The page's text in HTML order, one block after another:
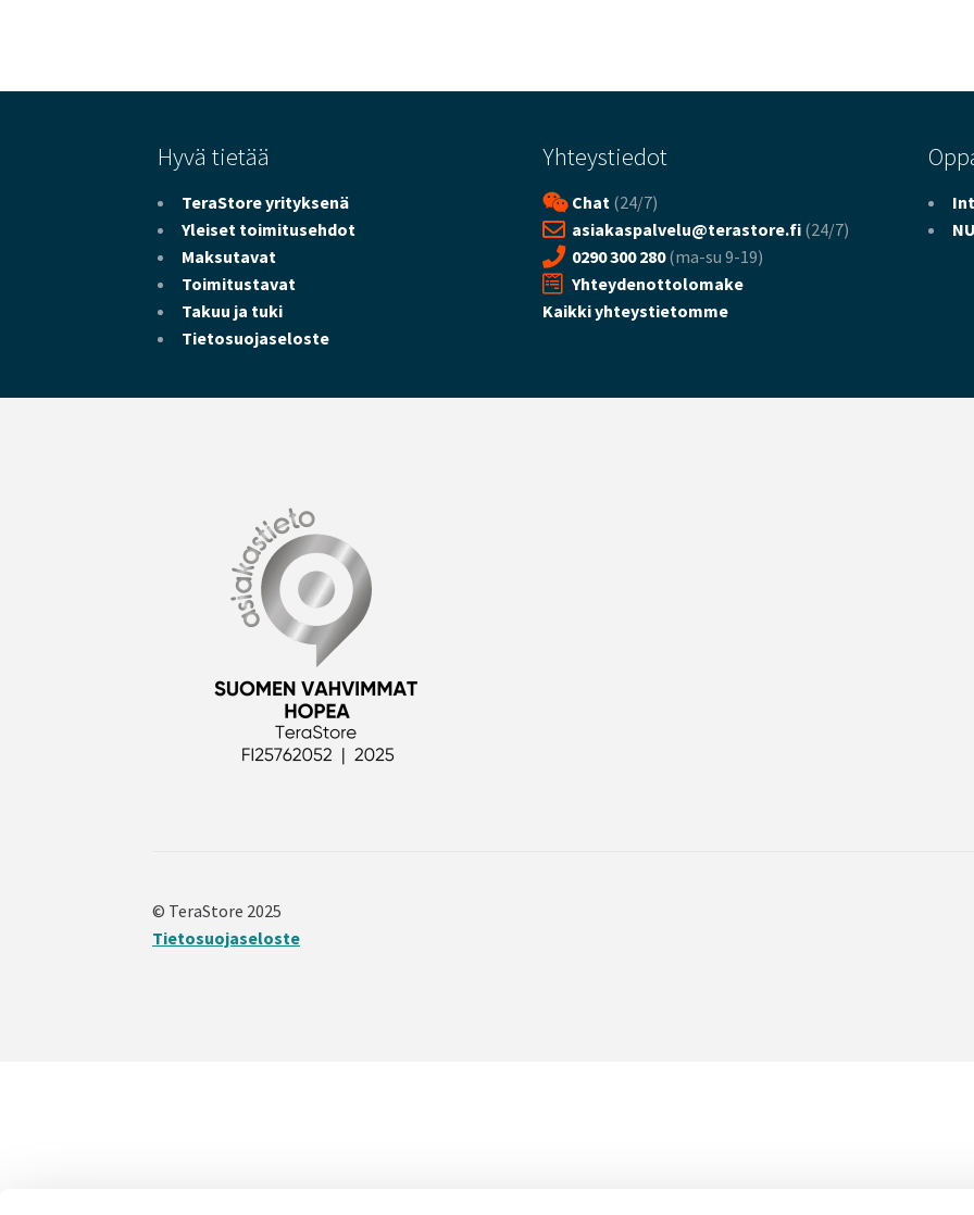
Hyvä tietää
TeraStore yrityksenä
Yleiset toimitusehdot
Maksutavat
Toimitustavat
Takuu ja tuki
Tietosuojaseloste
Yhteystiedot
Chat(24/7)
asiakaspalvelu@terastore.fi(24/7)
0290 300 280(ma-su 9-19)
Yhteydenottolomake
Kaikki yhteystietomme
© TeraStore 2025
Tietosuojaseloste